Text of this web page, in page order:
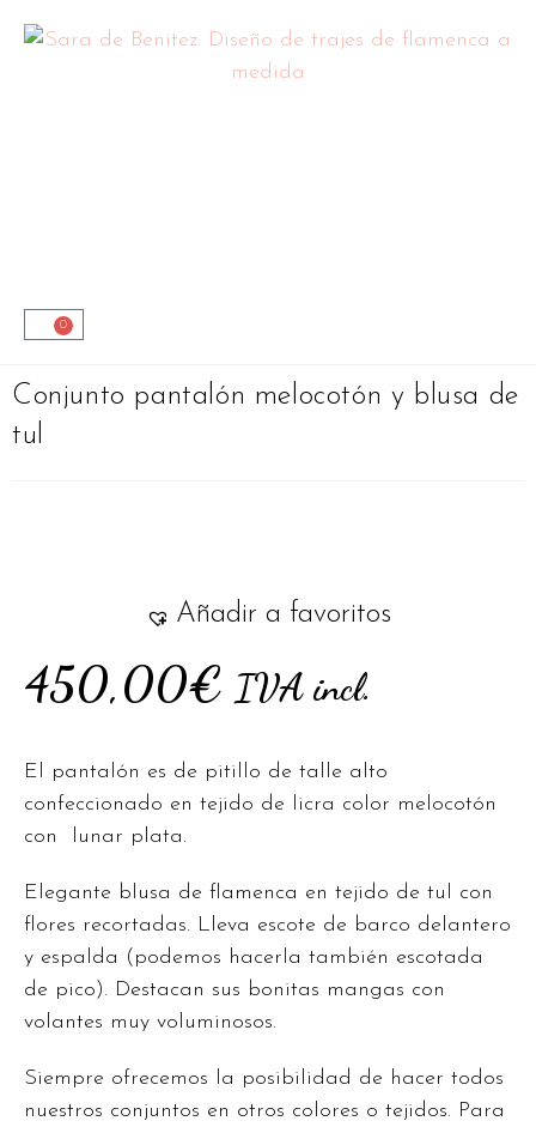
0
Conjunto pantalón melocotón y blusa de
tul
450,00€ IVA incl.
El pantalón es de pitillo de talle alto
confeccionado en tejido de licra color melocotón
con lunar plata.
Elegante blusa de flamenca en tejido de tul con
flores recortadas. Lleva escote de barco delantero
y espalda (podemos hacerla también escotada
de pico). Destacan sus bonitas mangas con
volantes muy voluminosos.
Siempre ofrecemos la posibilidad de hacer todos
nuestros conjuntos en otros colores o tejidos. Para
Añadir a favoritos